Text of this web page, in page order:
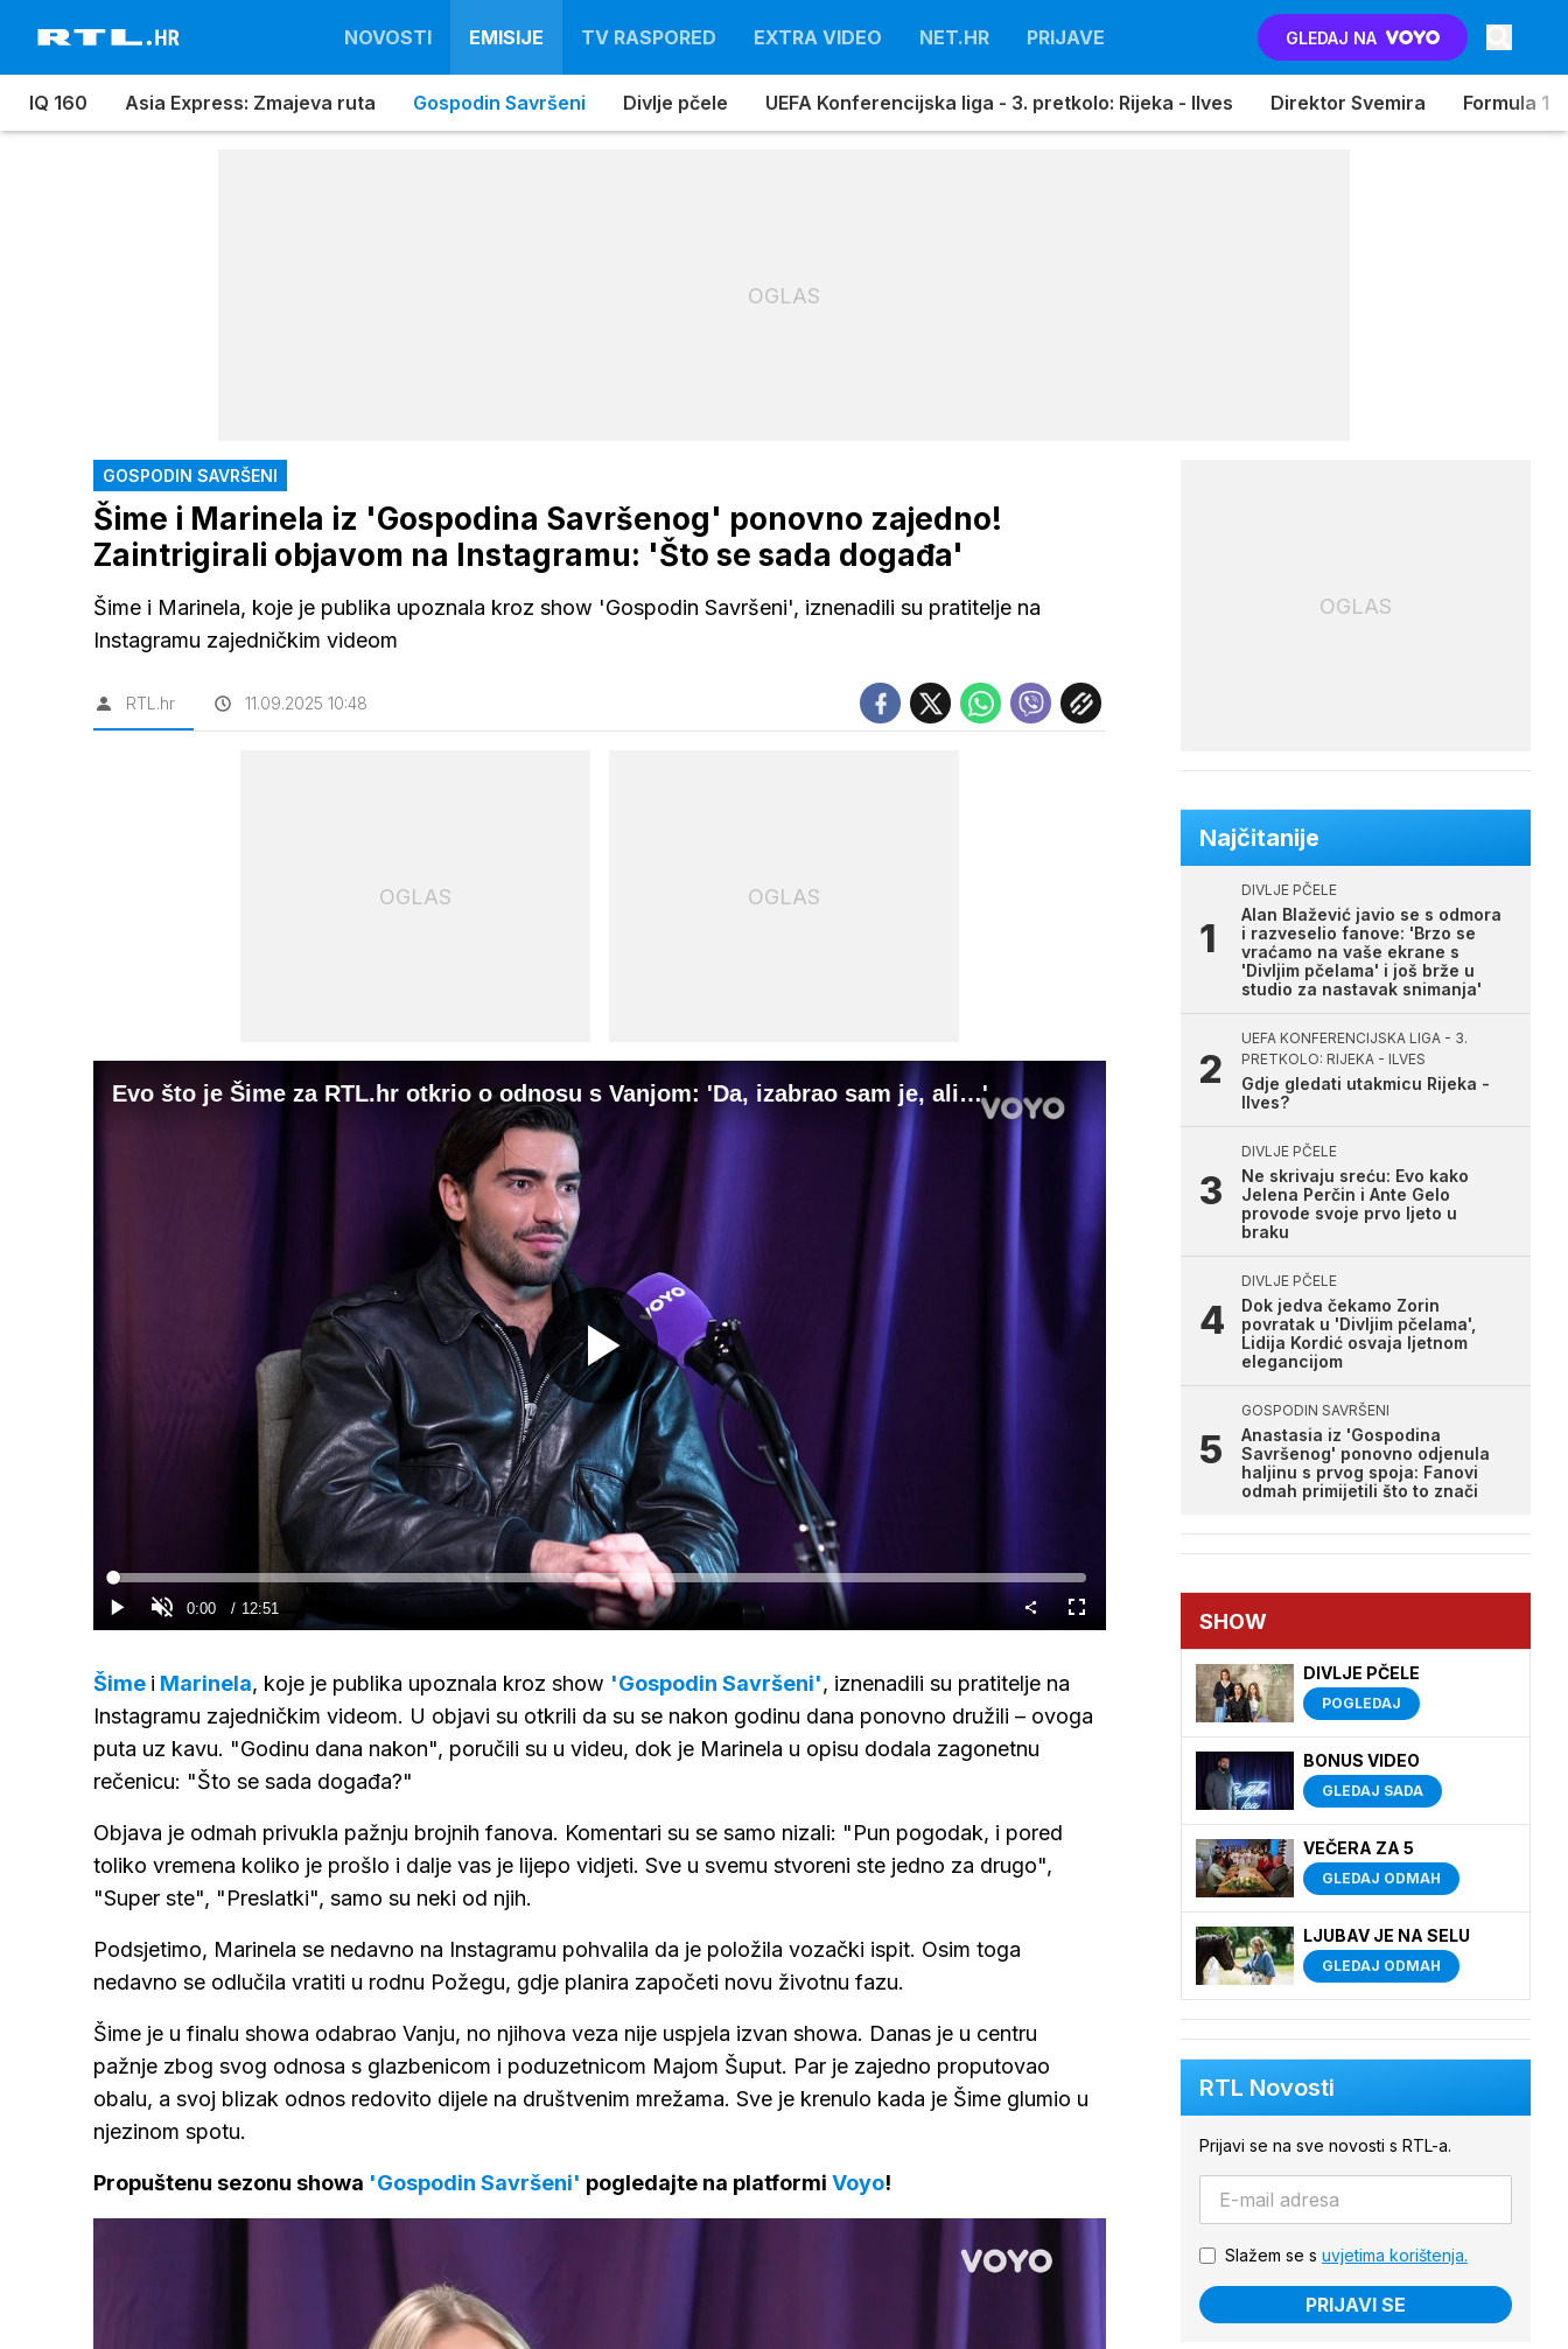
NOVOSTI EMISIJE TV RASPORED EXTRA VIDEO NET.HR PRIJAVE GLEDAJ NA
IQ 160 Asia Express: Zmajeva ruta Gospodin Savršeni Divlje pčele UEFA Konferencijska liga - 3. pretkolo: Rijeka - Ilves Direktor Svemira Formula 1
OGLAS
GOSPODIN SAVRŠENI
Šime i Marinela iz 'Gospodina Savršenog' ponovno zajedno!
Zaintrigirali objavom na Instagramu: 'Što se sada događa'
Šime i Marinela, koje je publika upoznala kroz show 'Gospodin Savršeni', iznenadili su pratitelje na
Instagramu zajedničkim videom
RTL.hr 11.09.2025 10:48
OGLAS OGLAS
Evo što je Šime za RTL.hr otkrio o odnosu s Vanjom: 'Da, izabrao sam je, ali…'
Gledaj
GledajUpali
zvuk
Current
0:00 / Duration
12:51
Loaded:
0%
Cijeli
zaslon
Šime i Marinela, koje je publika upoznala kroz show 'Gospodin Savršeni', iznenadili su pratitelje na
Instagramu zajedničkim videom. U objavi su otkrili da su se nakon godinu dana ponovno družili – ovoga
puta uz kavu. "Godinu dana nakon", poručili su u videu, dok je Marinela u opisu dodala zagonetnu
rečenicu: "Što se sada događa?"
Objava je odmah privukla pažnju brojnih fanova. Komentari su se samo nizali: "Pun pogodak, i pored
toliko vremena koliko je prošlo i dalje vas je lijepo vidjeti. Sve u svemu stvoreni ste jedno za drugo",
"Super ste", "Preslatki", samo su neki od njih.
Podsjetimo, Marinela se nedavno na Instagramu pohvalila da je položila vozački ispit. Osim toga
nedavno se odlučila vratiti u rodnu Požegu, gdje planira započeti novu životnu fazu.
Šime je u finalu showa odabrao Vanju, no njihova veza nije uspjela izvan showa. Danas je u centru
pažnje zbog svog odnosa s glazbenicom i poduzetnicom Majom Šuput. Par je zajedno proputovao
obalu, a svoj blizak odnos redovito dijele na društvenim mrežama. Sve je krenulo kada je Šime glumio u
njezinom spotu.
Propuštenu sezonu showa 'Gospodin Savršeni' pogledajte na platformi Voyo!
OGLAS
Najčitanije
DIVLJE PČELE
Alan Blažević javio se s odmora
i razveselio fanove: 'Brzo se
vraćamo na vaše ekrane s
'Divljim pčelama' i još brže u
studio za nastavak snimanja'
UEFA KONFERENCIJSKA LIGA - 3.
PRETKOLO: RIJEKA - ILVES
Gdje gledati utakmicu Rijeka -
Ilves?
DIVLJE PČELE
Ne skrivaju sreću: Evo kako
Jelena Perčin i Ante Gelo
provode svoje prvo ljeto u
braku
DIVLJE PČELE
Dok jedva čekamo Zorin
povratak u 'Divljim pčelama',
Lidija Kordić osvaja ljetnom
elegancijom
GOSPODIN SAVRŠENI
Anastasia iz 'Gospodina
Savršenog' ponovno odjenula
haljinu s prvog spoja: Fanovi
odmah primijetili što to znači
SHOW
DIVLJE PČELE
POGLEDAJ
BONUS VIDEO
GLEDAJ SADA
VEČERA ZA 5
GLEDAJ ODMAH
LJUBAV JE NA SELU
GLEDAJ ODMAH
RTL Novosti
Prijavi se na sve novosti s RTL-a.
Slažem se s uvjetima korištenja.
PRIJAVI SE